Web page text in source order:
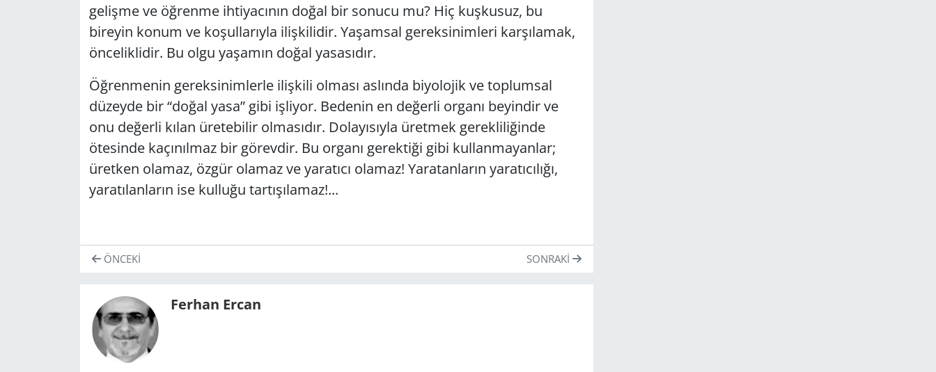
gelişme ve öğrenme ihtiyacının doğal bir sonucu mu? Hiç kuşkusuz, bu
bireyin konum ve koşullarıyla ilişkilidir. Yaşamsal gereksinimleri karşılamak,
önceliklidir. Bu olgu yaşamın doğal yasasıdır.
Öğrenmenin gereksinimlerle ilişkili olması aslında biyolojik ve toplumsal
düzeyde bir “doğal yasa” gibi işliyor. Bedenin en değerli organı beyindir ve
onu değerli kılan üretebilir olmasıdır. Dolayısıyla üretmek gerekliliğinde
ötesinde kaçınılmaz bir görevdir. Bu organı gerektiği gibi kullanmayanlar;
üretken olamaz, özgür olamaz ve yaratıcı olamaz! Yaratanların yaratıcılığı,
yaratılanların ise kulluğu tartışılamaz!...
ÖNCEKI SONRAKI
Ferhan Ercan